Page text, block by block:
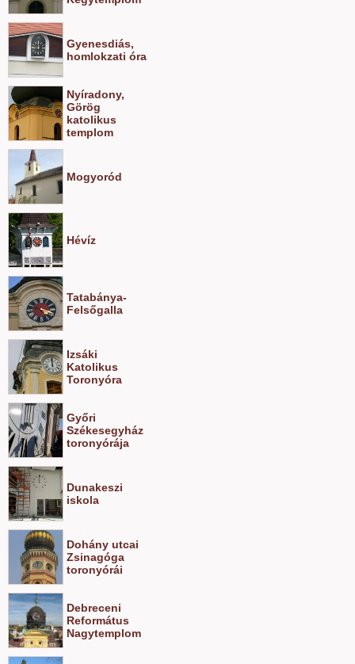
Gyenesdiás,
homlokzati óra
Nyíradony,
Görög
katolikus
templom
Mogyoród
Hévíz
Tatabánya-
Felsőgalla
Izsáki
Katolikus
Toronyóra
Győri
Székesegyház
toronyórája
Dunakeszi
iskola
Dohány utcai
Zsinagóga
toronyórái
Debreceni
Református
Nagytemplom